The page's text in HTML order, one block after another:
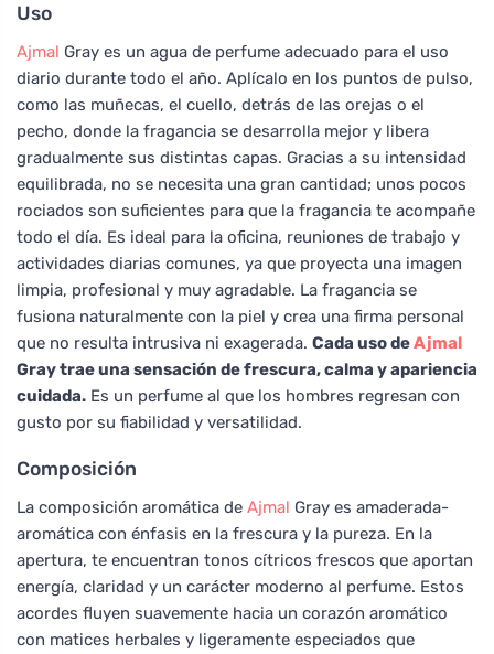
Uso
Ajmal Gray es un agua de perfume adecuado para el uso
diario durante todo el año. Aplícalo en los puntos de pulso,
como las muñecas, el cuello, detrás de las orejas o el
pecho, donde la fragancia se desarrolla mejor y libera
gradualmente sus distintas capas. Gracias a su intensidad
equilibrada, no se necesita una gran cantidad; unos pocos
rociados son suficientes para que la fragancia te acompañe
todo el día. Es ideal para la oficina, reuniones de trabajo y
actividades diarias comunes, ya que proyecta una imagen
limpia, profesional y muy agradable. La fragancia se
fusiona naturalmente con la piel y crea una firma personal
que no resulta intrusiva ni exagerada. Cada uso deAjmal
Gray trae una sensación de frescura, calma y apariencia
cuidada. Es un perfume al que los hombres regresan con
gusto por su fiabilidad y versatilidad.
Composición
La composición aromática de Ajmal Gray es amaderada-
aromática con énfasis en la frescura y la pureza. En la
apertura, te encuentran tonos cítricos frescos que aportan
energía, claridad y un carácter moderno al perfume. Estos
acordes fluyen suavemente hacia un corazón aromático
con matices herbales y ligeramente especiados que